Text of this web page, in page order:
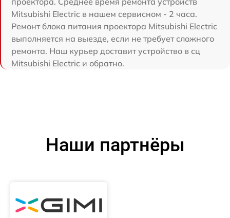
Mitsubishi Electric в нашем сервисном - 2 часа.
Ремонт блока питания проектора Mitsubishi Electric
выполняется на выезде, если не требует сложного
ремонта. Наш курьер доставит устройство в сц
Mitsubishi Electric и обратно.
Наши партнёры